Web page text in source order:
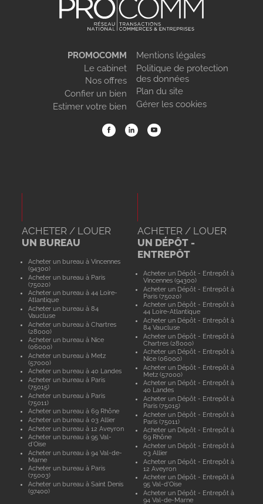
PROMOCOMM
Le cabinet
Nos offres
Confier un bien
Estimer votre bien
Mentions légales
Politique de protection
des données
Plan du site
Gérer les cookies
ACHETER / LOUER
UN BUREAU
Acheter un bureau à Vincennes
(94300)
Acheter un bureau à Paris
(75020)
Acheter un bureau à 44 Loire-
Atlantique
Acheter un bureau à 84
Vaucluse
Acheter un bureau à Chartres
(28000)
Acheter un bureau à Nice
(06000)
Acheter un bureau à Metz
(57000)
Acheter un bureau à 40 Landes
Acheter un bureau à Paris
(75015)
Acheter un bureau à Paris
(75011)
Acheter un bureau à 69 Rhône
Acheter un bureau à 03 Allier
Acheter un bureau à 12 Aveyron
Acheter un bureau à 95 Val-
d'Oise
Acheter un bureau à 94 Val-de-
Marne
Acheter un bureau à Paris
(75003)
Acheter un bureau à Saint Denis
(97400)
ACHETER / LOUER
UN DÉPÔT -
ENTREPÔT
Acheter un Dépôt - Entrepôt à
Vincennes (94300)
Acheter un Dépôt - Entrepôt à
Paris (75020)
Acheter un Dépôt - Entrepôt à
44 Loire-Atlantique
Acheter un Dépôt - Entrepôt à
84 Vaucluse
Acheter un Dépôt - Entrepôt à
Chartres (28000)
Acheter un Dépôt - Entrepôt à
Nice (06000)
Acheter un Dépôt - Entrepôt à
Metz (57000)
Acheter un Dépôt - Entrepôt à
40 Landes
Acheter un Dépôt - Entrepôt à
Paris (75015)
Acheter un Dépôt - Entrepôt à
Paris (75011)
Acheter un Dépôt - Entrepôt à
69 Rhône
Acheter un Dépôt - Entrepôt à
03 Allier
Acheter un Dépôt - Entrepôt à
12 Aveyron
Acheter un Dépôt - Entrepôt à
95 Val-d'Oise
Acheter un Dépôt - Entrepôt à
94 Val-de-Marne